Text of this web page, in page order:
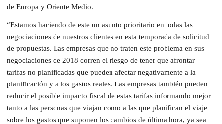
de Europa y Oriente Medio.
“Estamos haciendo de este un asunto prioritario en todas las
negociaciones de nuestros clientes en esta temporada de solicitud
de propuestas. Las empresas que no traten este problema en sus
negociaciones de 2018 corren el riesgo de tener que afrontar
tarifas no planificadas que pueden afectar negativamente a la
planificación y a los gastos reales. Las empresas también pueden
reducir el posible impacto fiscal de estas tarifas informando mejor
tanto a las personas que viajan como a las que planifican el viaje
sobre los gastos que suponen los cambios de última hora, ya sea